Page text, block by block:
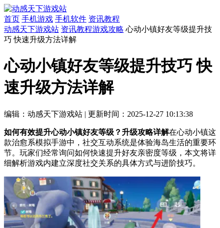
首页 手机游戏 手机软件 资讯教程
动感天下游戏站 资讯教程游戏攻略 心动小镇好友等级提升技
巧 快速升级方法详解
心动小镇好友等级提升技巧 快
速升级方法详解
编辑：动感天下游戏站 | 更新时间：2025-12-27 10:13:38
如何有效提升心动小镇好友等级？升级攻略详解在心动小镇这
款治愈系模拟手游中，社交互动系统是体验海岛生活的重要环
节。玩家们经常询问如何快速提升好友亲密度等级，本文将详
细解析游戏内建立深度社交关系的具体方式与进阶技巧。